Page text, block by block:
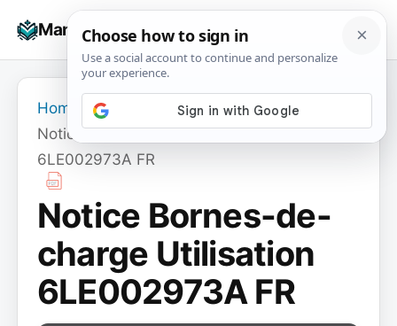
Manuals+
☰
Home
Notice Bornes-de-charge Utilisation
6LE002973A FR
Notice Bornes-de-
charge Utilisation
6LE002973A FR